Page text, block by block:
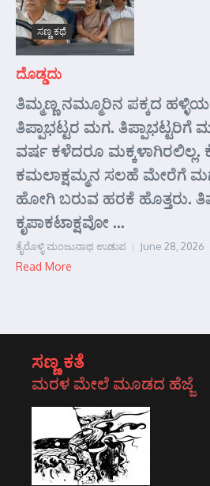
ಸಣ್ಣ ಕಥೆ
ದೊಡ್ಡದು
ತಿಮ್ಮಣ್ಣ ನಮ್ಮೂರಿನ ಪಕ್ಕದ
ತಿಪ್ಪಾಭಟ್ಟರ ಮಗ. ತಿಪ್ಪಾಭಟ್ಟರಿಗೆ
ವರ್ಷ ಕಳೆದರೂ
ಕಮಲಾಕ್ಷಮ್ಮನ ಸಲಹೆ ಮೇರೆಗೆ
ಹೋಗಿ ಬರುವ ಹರಕೆ ಹೊತ್ತರು.
ಕೃಪಾಕಟಾಕ್ಷವೋ ...
ತೈರೊಳ್ಳಿ ಮಂಜುನಾಥ ಉಡುಪ June 28, 2026
Read More
ಸಣ್ಣ ಕತೆ
ಮರಳ ಮೇಲೆ ಮೂಡದ ಹೆಜ್ಜೆ